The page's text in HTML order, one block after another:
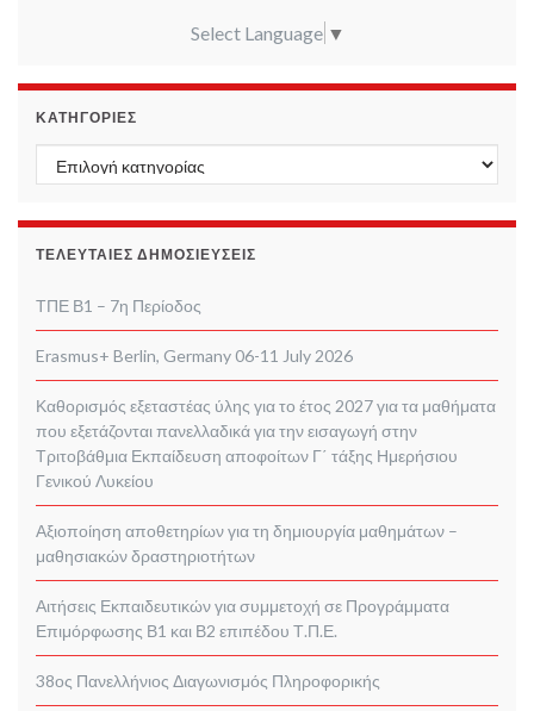
Select Language ▼
ΚΑΤΗΓΟΡΊΕΣ
Κατηγορίες
ΤΕΛΕΥΤΑΊΕΣ ΔΗΜΟΣΙΕΎΣΕΙΣ
ΤΠΕ Β1 – 7η Περίοδος
Erasmus+ Berlin, Germany 06-11 July 2026
Καθορισμός εξεταστέας ύλης για το έτος 2027 για τα μαθήματα
που εξετάζονται πανελλαδικά για την εισαγωγή στην
Τριτοβάθμια Εκπαίδευση αποφοίτων Γ΄ τάξης Ημερήσιου
Γενικού Λυκείου
Αξιοποίηση αποθετηρίων για τη δημιουργία μαθημάτων –
μαθησιακών δραστηριοτήτων
Αιτήσεις Εκπαιδευτικών για συμμετοχή σε Προγράμματα
Επιμόρφωσης Β1 και Β2 επιπέδου Τ.Π.Ε.
38ος Πανελλήνιος Διαγωνισμός Πληροφορικής